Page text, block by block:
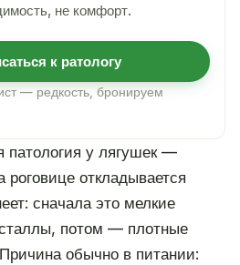
не комфорт.
к ратологу
— редкость, бронируем
патология у лягушек —
откладывается
сначала это мелкие
потом — плотные
обычно в питании: